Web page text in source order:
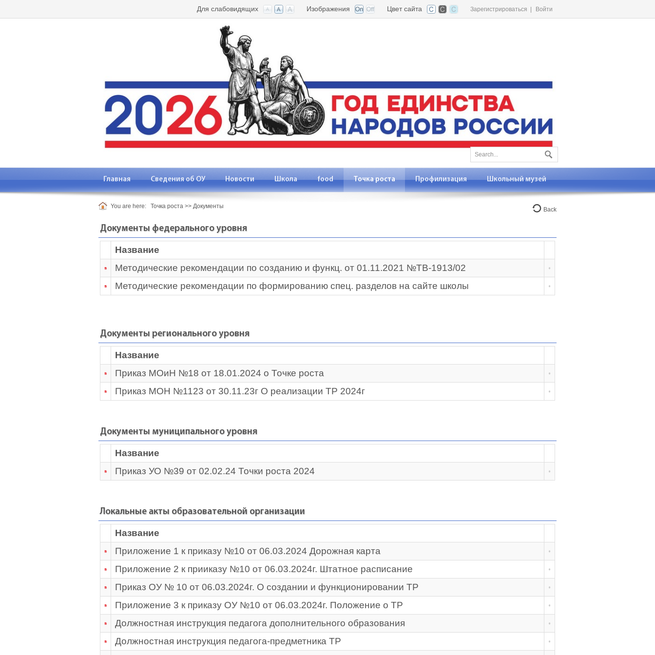
Зарегистрироваться Войти
Цвет сайта
Изображения
Для слабовидящих
Главная Сведения об ОУ Новости Школа food Точка роста Профилизация Школьный музей
You are here: Точка роста >> Документы Back
Документы федерального уровня
Название
Методические рекомендации по созданию и функц. от 01.11.2021 №ТВ-1913/02
Методические рекомендации по формированию спец. разделов на сайте школы
Документы регионального уровня
Название
Приказ МОиН №18 от 18.01.2024 о Точке роста
Приказ МОН №1123 от 30.11.23г О реализации ТР 2024г
Документы муниципального уровня
Название
Приказ УО №39 от 02.02.24 Точки роста 2024
Локальные акты образовательной организации
Название
Приложение 1 к приказу №10 от 06.03.2024 Дорожная карта
Приложение 2 к прииказу №10 от 06.03.2024г. Штатное расписание
Приказ ОУ № 10 от 06.03.2024г. О создании и функционировании ТР
Приложение 3 к приказу ОУ №10 от 06.03.2024г. Положение о ТР
Должностная инструкция педагога дополнительного образования
Должностная инструкция педагога-предметника ТР